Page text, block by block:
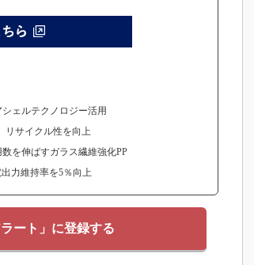
制御セキュリティ
ェルテクノロジー活用
サイクル性を向上
を伸ばすガラス繊維強化PP
力維持率を5％向上
ート」に登録する